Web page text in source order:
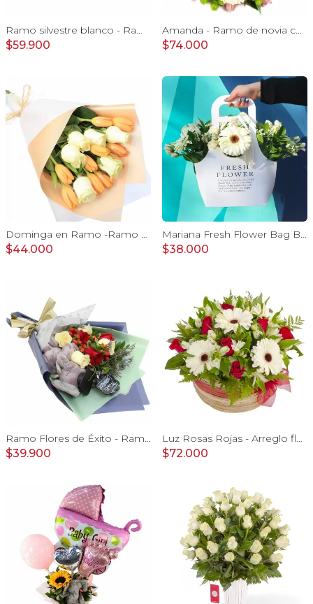
Ramo silvestre blanco - Ramo de flores circular con rosas blancas, claveles blancos, astromelias e hypericum verde
$59.900
Amanda - Ramo de novia con gerberas, rosas rosadas y astromelias rosadas
$74.000
Dominga en Ramo -Ramo de Rosas Blanco y Tulipanes naranjo
$44.000
Mariana Fresh Flower Bag Blanco - Arreglo Floral con gerberas, minirosas y limonium blanco
$38.000
Ramo Flores de Éxito - Ramo de flores para graduación con rosas rojas y rosas blancas, peluche de elefante y pizarra
$39.900
Luz Rosas Rojas - Arreglo floral en canasto circular con gerberas blancas, rosas rojas y astromelias blancas
$72.000